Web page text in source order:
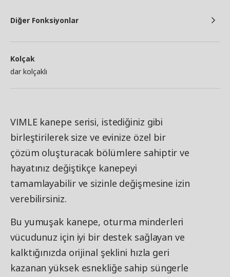
Diğer Fonksiyonlar
Kolçak
dar kolçaklı
VIMLE kanepe serisi, istediğiniz gibi
birleştirilerek size ve evinize özel bir
çözüm oluşturacak bölümlere sahiptir ve
hayatınız değiştikçe kanepeyi
tamamlayabilir ve sizinle değişmesine izin
verebilirsiniz.
Bu yumuşak kanepe, oturma minderleri
vücudunuz için iyi bir destek sağlayan ve
kalktığınızda orijinal şeklini hızla geri
kazanan yüksek esnekliğe sahip süngerle